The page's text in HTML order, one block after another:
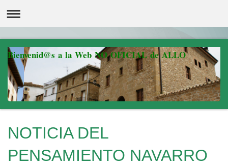
Bienvenid@s a la Web NO OFICIAL de ALLO
NOTICIA DEL
PENSAMIENTO NAVARRO